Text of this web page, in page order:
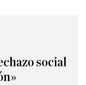
social